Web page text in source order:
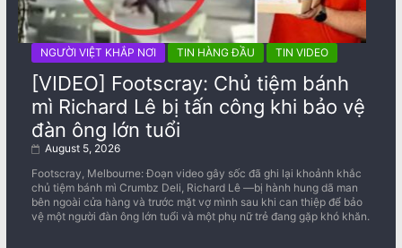
NGƯỜI VIỆT KHẮP NƠI TIN HÀNG ĐẦU TIN VIDEO
[VIDEO] Footscray: Chủ tiệm bánh
mì Richard Lê bị tấn công khi bảo vệ
đàn ông lớn tuổi
August 5, 2026
Footscray, Melbourne: Đoạn video gây sốc đã ghi lại khoảnh khắc
chủ tiệm bánh mì Crumbz Deli, Richard Lê —bị hành hung dã man
bên ngoài cửa hàng và trước mặt vợ mình sau khi can thiệp để bảo
vệ một người đàn ông lớn tuổi và một phụ nữ trẻ đang gặp khó khăn.